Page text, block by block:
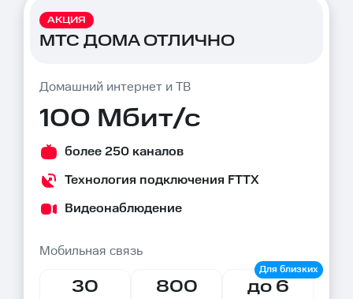
АКЦИЯ
МТС ДОМА ОТЛИЧНО
Домашний интернет и ТВ
100 Мбит/с
более 250 каналов
Технология подключения FTTX
Видеонаблюдение
Мобильная связь
30 800 до 6